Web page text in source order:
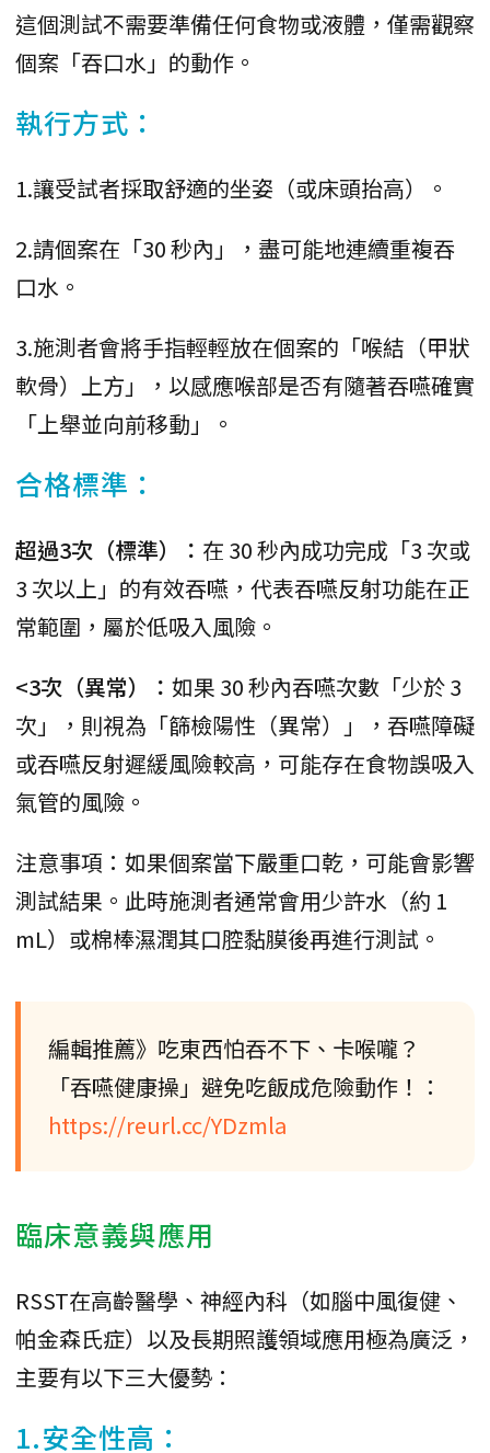
這個測試不需要準備任何食物或液體，僅需觀察
個案「吞口水」的動作。
執行方式：
1.讓受試者採取舒適的坐姿（或床頭抬高）。
2.請個案在「30 秒內」，盡可能地連續重複吞
口水。
3.施測者會將手指輕輕放在個案的「喉結（甲狀
軟骨）上方」，以感應喉部是否有隨著吞嚥確實
「上舉並向前移動」。
合格標準：
超過3次（標準）： 在 30 秒內成功完成「3 次或
3 次以上」的有效吞嚥，代表吞嚥反射功能在正
常範圍，屬於低吸入風險。
<3次（異常）： 如果 30 秒內吞嚥次數「少於 3
次」，則視為「篩檢陽性（異常）」，吞嚥障礙
或吞嚥反射遲緩風險較高，可能存在食物誤吸入
氣管的風險。
注意事項：如果個案當下嚴重口乾，可能會影響
測試結果。此時施測者通常會用少許水（約 1
mL）或棉棒濕潤其口腔黏膜後再進行測試。
編輯推薦》吃東西怕吞不下、卡喉嚨？
「吞嚥健康操」避免吃飯成危險動作！：
https://reurl.cc/YDzmla
臨床意義與應用
RSST在高齡醫學、神經內科（如腦中風復健、
帕金森氏症）以及長期照護領域應用極為廣泛，
主要有以下三大優勢：
1.安全性高：